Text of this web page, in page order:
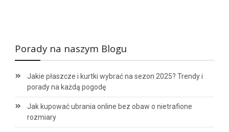
Porady na naszym Blogu
Jakie płaszcze i kurtki wybrać na sezon 2025? Trendy i
porady na każdą pogodę
Jak kupować ubrania online bez obaw o nietrafione
rozmiary